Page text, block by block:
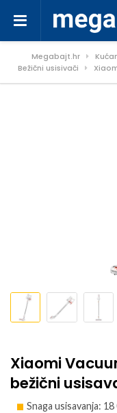
Megabajt.hr
Bežični usisivači
Xiaomi
bežični
Snaga usisavanja: 18